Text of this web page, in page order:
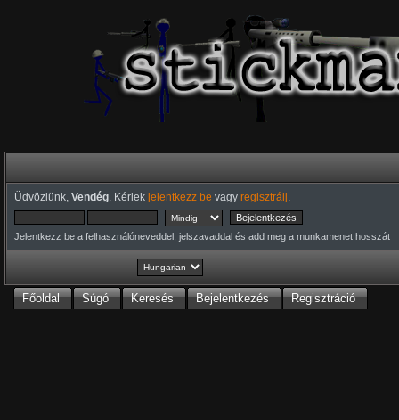
Üdvözlünk, Vendég. Kérlek jelentkezz be vagy regisztrálj
Jelentkezz be a felhasználóneveddel, jelszavaddal és add meg a munkamenet hosszát
Főoldal Súgó Keresés Bejelentkezés Regisztráció